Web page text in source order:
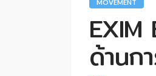
MOVEMENT
EXIM
ด้านก